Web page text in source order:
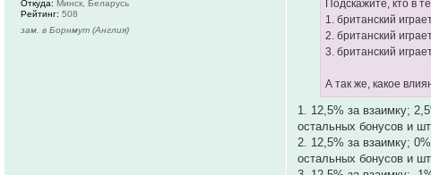
Подскажите, кто в
1. британский
2. британский
3. британский
А так же, какое
1. 12,5% за взаимку;
остальных бонусов и
2. 12,5% за взаимку;
остальных бонусов и
Откуда: Минск, Беларусь
Рейтинг: 508
зам. в Борнмут (Англия)